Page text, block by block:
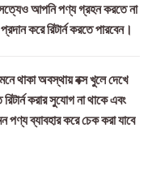
সত্যেও আপনি পণ্য গ্রহন করতে না
করে রিটার্ন করতে পারবেন।
থাকা অবস্থায় বক্স খুলে দেখে
করার সুযোগ না থাকে এবং
পণ্য ব্যাবহার করে চেক করা যাবে